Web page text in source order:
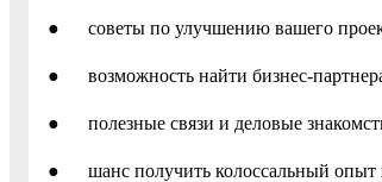
● советы по улучшению вашего
● возможность найти бизнес-
● полезные связи и деловые
● шанс получить колоссальный опыт